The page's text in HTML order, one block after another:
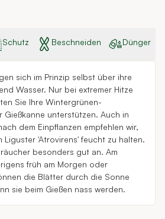
Schutz Beschneiden Dünger
sich im Prinzip selbst über ihre
Wasser. Nur bei extremer Hitze
Sie Ihre Wintergrünen-
Gießkanne unterstützen. Auch in
dem Einpflanzen empfehlen wir,
Liguster 'Atrovirens' feucht zu halten.
besonders gut an. Am
früh am Morgen oder
die Blätter durch die Sonne
sie beim Gießen nass werden.